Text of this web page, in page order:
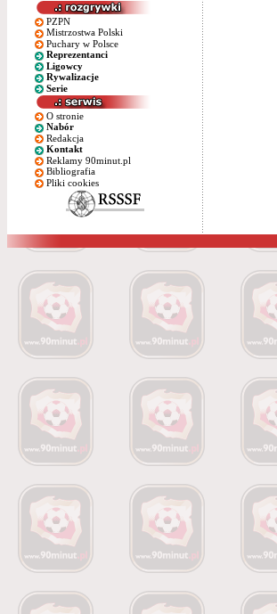
PZPN
Mistrzostwa Polski
Puchary w Polsce
Reprezentanci
Ligowcy
Rywalizacje
Serie
O stronie
Nabór
Redakcja
Kontakt
Reklamy 90minut.pl
Bibliografia
Pliki cookies